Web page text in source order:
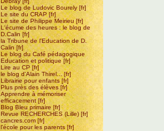
Le blog de Ludovic Bourely
Le site du CRAP
Le site de Philippe Meirieu
L'écume des heures : le blog de
D.Calin
la Tribune de l'Education de D.
Calin
Le blog du Café pédagogique
Education et politique
Lire au CP
le blog d'Alain Thirel...
Librairie pour enfants
Plus près des élèves
Apprendre à mémoriser
efficacement
Blog Bleu primaire
Revue RECHERCHES (Lille)
cancres.com
l'école pour les parents